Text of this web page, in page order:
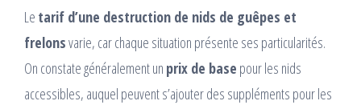
Le tarif d’une destruction de nids de guêpes et
frelonsvarie, car chaque situation présente ses particularités.
On constate généralement un prix de base pour les nids
accessibles, auquel peuvent s’ajouter des suppléments pour les